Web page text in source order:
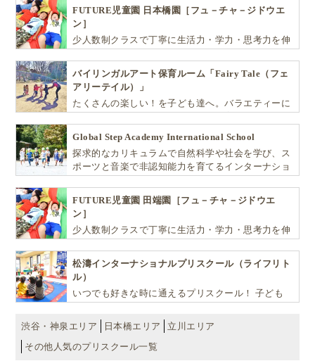
FUTURE児童園 日本橋園［フュ－チャ－ジドウエ
ン］
少人数制クラスで丁寧に生活力・学力・思考力を伸
バイリンガルアート保育ルーム「Fairy Tale（フェ
アリーテイル）」
たくさんの楽しい！を子ども達へ。バラエティーに
Global Step Academy International School
探求的なカリキュラムで自然科学や社会を学び、ス
ポーツと音楽で非認知能力を育てるインターナショ
FUTURE児童園 田端園［フュ－チャ－ジドウエ
ン］
少人数制クラスで丁寧に生活力・学力・思考力を伸
松濤インターナショナルプリスクール（ライフリト
ル）
いつでも好きな時に通えるプリスクール！ 子ども
自ら進んで学ぶこと、考える力を育みます
渋谷・神泉エリア 日本橋エリア
立川エリア
その他人気のプリスクール一覧